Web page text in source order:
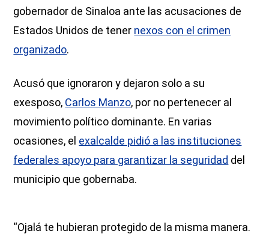
gobernador de Sinaloa ante las acusaciones de
Estados Unidos de tener nexos con el crimen
organizado.
Acusó que ignoraron y dejaron solo a su
exesposo, Carlos Manzo, por no pertenecer al
movimiento político dominante. En varias
ocasiones, el exalcalde pidió a las instituciones
federales apoyo para garantizar la seguridad del
municipio que gobernaba.
“Ojalá te hubieran protegido de la misma manera.